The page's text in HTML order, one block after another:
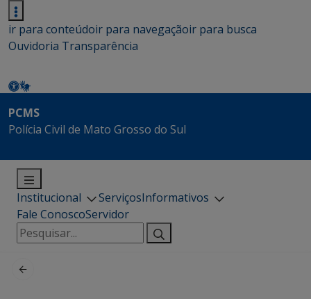
ir para conteúdoir para navegaçãoir para busca
Ouvidoria Transparência
PCMS
Polícia Civil de Mato Grosso do Sul
Institucional ServiçosInformativos
Fale ConoscoServidor
Pesquisar
por: